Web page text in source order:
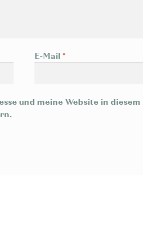
E-Mail *
und meine Website in